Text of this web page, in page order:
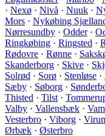
· Nexø · Nivå · Nuuk ·
Mors · Nykøbing
Nørresundby · Odder·
Ringkøbing · Ringsted ·
Rødovre · Rønne ·
Skanderborg · Skive ·
Solrød · Sorø · Stenløse ·
Sæby · Søborg ·
Thisted · Tilst ·
Valby · Vallensbæk ·
Vesterbro · Viborg ·
Ørbæk · Østerbro